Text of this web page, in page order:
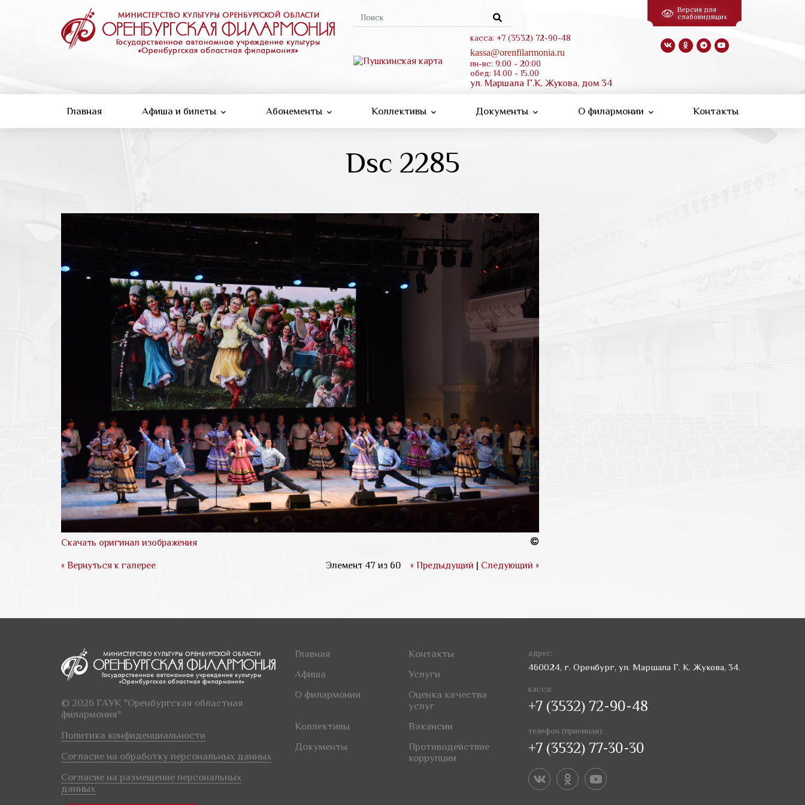
Форма
касса: +7 (3532) 72-90-48
kassa@orenfilarmonia.ru
пн-вс: 9:00 - 20:00
обед: 14.00 - 15.00
ул. Маршала Г.К. Жукова, дом 34
Версия для
слабовидящих
Главная Афиша и билеты Абонементы Коллективы Документы О филармонии Контакты
Dsc 2285
Скачать оригинал изображения
« Вернуться к галерее Элемент 47 из 60 « Предыдущий | Следующий »
© 2026 ГАУК "Оренбургская областная
филармония"
Политика конфиденциальности
Согласие на обработку персональных данных
Согласие на размещение персональных
данных
Главная
Контакты
Афиша
Услуги
О филармонии
Оценка качества
услуг
Коллективы
Вакансии
Документы
Противодействие
коррупции
адрес:
460024, г. Оренбург, ул. Маршала Г. К. Жукова, 34.
касса:
+7 (3532) 72-90-48
телефон (приемная):
+7 (3532) 77-30-30